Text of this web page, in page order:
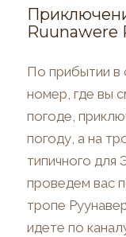
Ruunawere
По прибытии в
номер, где вы
погоде,
погоду, а на
типичного
проведем вас
тропе
идете по